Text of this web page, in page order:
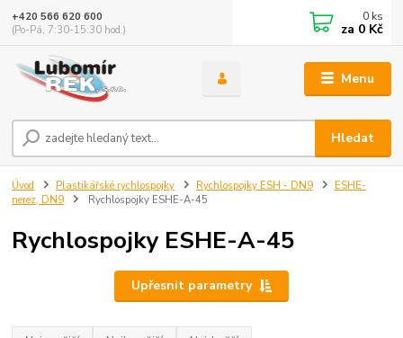
Menu
Hledat
+420 566 620 600
(Po-Pá, 7:30-15:30 hod.)
0 ks
za 0 Kč
Úvod Plastikářské rychlospojky Rychlospojky ESH - DN9
ESHE-
nerez, DN9
Rychlospojky ESHE-A-45
Rychlospojky ESHE-A-45
Upřesnit parametry